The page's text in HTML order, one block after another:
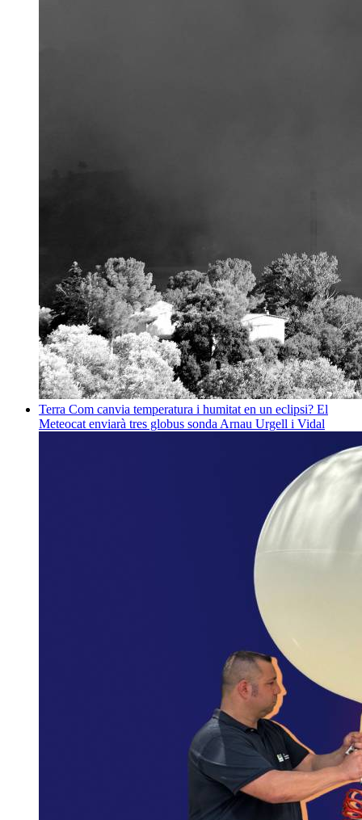
Terra Com canvia temperatura i humitat en un eclipsi? El
Meteocat enviarà tres globus sonda Arnau Urgell i Vidal